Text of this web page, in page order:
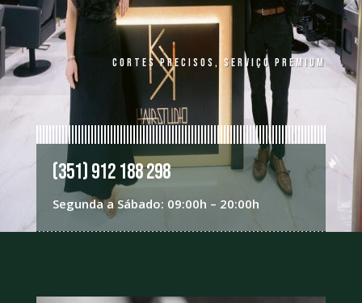
Cortes Precisos, Serviço Premium
(351) 912 188 298
Segunda a Sábado: 09:00h – 20:00h